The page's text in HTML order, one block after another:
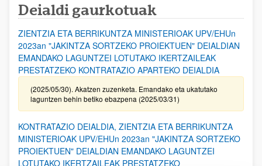
Deialdi gaurkotuak
ZIENTZIA ETA BERRIKUNTZA MINISTERIOAK UPV/EHUn
2023an "JAKINTZA SORTZEKO PROIEKTUEN" DEIALDIAN
EMANDAKO LAGUNTZEI LOTUTAKO IKERTZAILEAK
PRESTATZEKO KONTRATAZIO APARTEKO DEIALDIA
(2025/05/30). Akatzen zuzenketa. Emandako eta ukatutako
laguntzen behin betiko ebazpena (2025/03/31)
KONTRATAZIO DEIALDIA, ZIENTZIA ETA BERRIKUNTZA
MINISTERIOAK UPV/EHUn 2023an "JAKINTZA SORTZEKO
PROIEKTUEN" DEIALDIAN EMANDAKO LAGUNTZEI
LOTUTAKO IKERTZAILEAK PRESTATZEKO